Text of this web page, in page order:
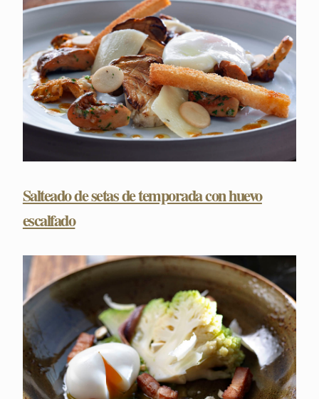
Salteado de setas de temporada con huevo
escalfado